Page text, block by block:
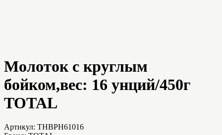
Молоток с круглым
бойком,вес: 16 унций/450г
TOTAL
Артикул: THBPH61016